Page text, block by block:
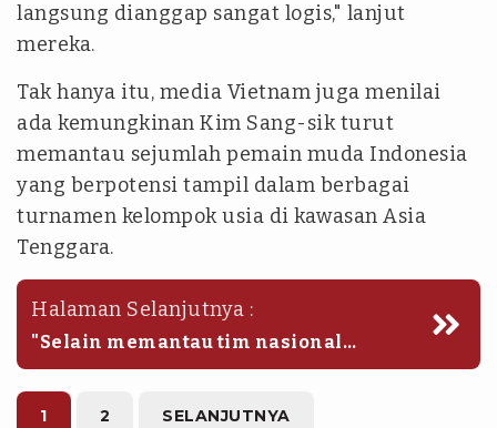
langsung dianggap sangat logis," lanjut
mereka.
Tak hanya itu, media Vietnam juga menilai
ada kemungkinan Kim Sang-sik turut
memantau sejumlah pemain muda Indonesia
yang berpotensi tampil dalam berbagai
turnamen kelompok usia di kawasan Asia
Tenggara.
Halaman Selanjutnya :
"Selain memantau tim nasional
Indonesia, ada kemungkinan bahwa
ahli strategi asal Korea Selatan itu juga
mengevaluasi para pemain muda yang
1 2 SELANJUTNYA